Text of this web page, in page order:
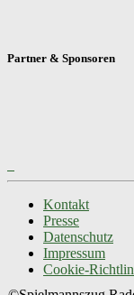
Partner & Sponsoren
Kontakt
Presse
Datenschutz
Impressum
Cookie-